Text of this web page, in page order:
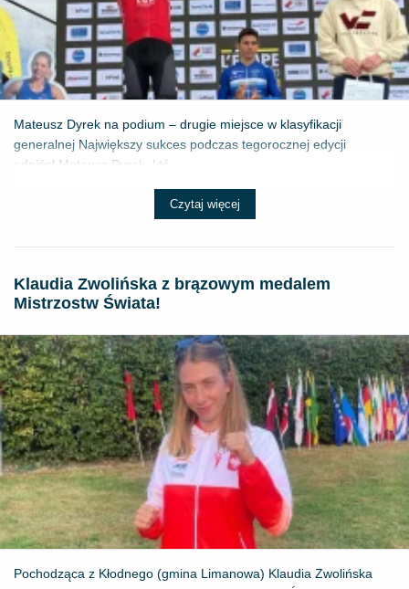
Mateusz Dyrek na podium – drugie miejsce w klasyfikacji
generalnej Największy sukces podczas tegorocznej edycji
odniósł Mateusz Dyrek, któ...
Czytaj więcej
Klaudia Zwolińska z brązowym medalem
Mistrzostw Świata!
Pochodząca z Kłodnego (gmina Limanowa) Klaudia Zwolińska